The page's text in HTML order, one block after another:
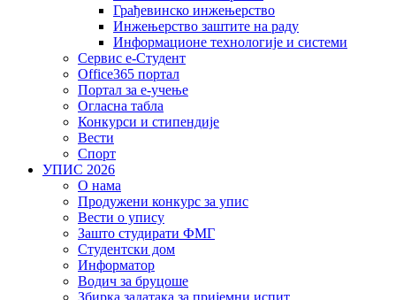
Грађевинско инжењерство
Инжењерство заштите на раду
Информационе технологије и системи
Сервис е-Студент
Office365 портал
Портал за е-учење
Огласна табла
Конкурси и стипендије
Вести
Спорт
УПИС 2026
О нама
Продужени конкурс за упис
Вести о упису
Зашто студирати ФМГ
Студентски дом
Информатор
Водич за бруцоше
Збиркa задатака за пријемни испит